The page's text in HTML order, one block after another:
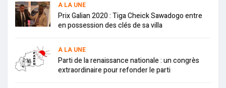
A LA UNE
Prix Galian 2020 : Tiga Cheick Sawadogo entre
en possession des clés de sa villa
A LA UNE
Parti de la renaissance nationale : un congrès
extraordinaire pour refonder le parti